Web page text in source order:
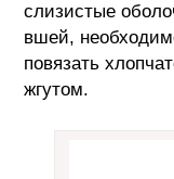
слизистые
вшей,
повязать
жгутом.